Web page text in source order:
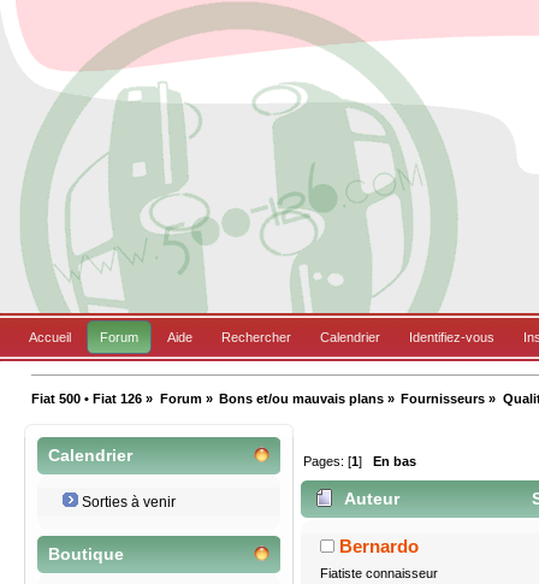
Accueil Forum Aide Rechercher Calendrier Identifiez-vous
Fiat 500 • Fiat 126 » Forum» Bons et/ou mauvais plans» Fournisseurs »
Calendrier
Sorties à venir
Boutique
Pages: [1] En bas
Auteur
Bernardo
Fiatiste connaisseur